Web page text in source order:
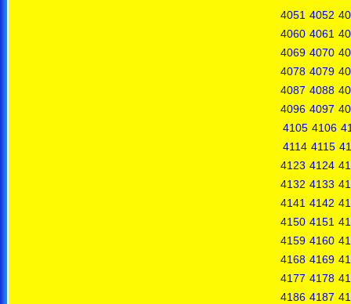
4051 4052
4060 4061
4069 4070
4078 4079
4087 4088
4096 4097
4105 4106
4114 4115
4123 4124
4132 4133
4141 4142
4150 4151
4159 4160
4168 4169
4177 4178
4186 4187